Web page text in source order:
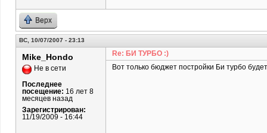
Верх
ВС, 10/07/2007 - 23:13
Mike_Hondo
Не в сети
Последнее
посещение: 16 лет 8
месяцев назад
Зарегистрирован:
11/19/2009 - 16:44
Re: БИ ТУРБО :)
Вот только бюджет постройки Би турбо